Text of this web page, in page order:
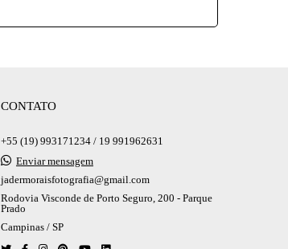
CONTATO
+55 (19) 993171234 / 19 991962631
Enviar mensagem
jadermoraisfotografia@gmail.com
Rodovia Visconde de Porto Seguro, 200 - Parque
Prado
Campinas / SP